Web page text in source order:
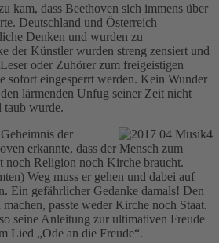
kam, dass Beethoven sich immens über
Deutschland und Österreich
Denken und wurden zu
der Künstler wurden streng zensiert und
oder Zuhörer zum freigeistigen
sofort eingesperrt werden. Kein Wunder
lärmenden Unfug seiner Zeit nicht
taub wurde.
der
erkannte, dass der Mensch zum
noch Religion noch Kirche braucht.
Weg muss er gehen und dabei auf
Ein gefährlicher Gedanke damals! Den
passte weder Kirche noch Staat.
seine Anleitung zur ultimativen Freude
Lied „Ode an die Freude“.